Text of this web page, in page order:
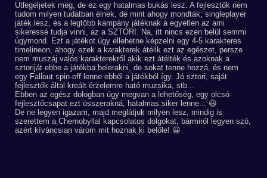
Ütlegeljetek meg, de ez egy hatalmas bukás lesz. A fejlesztők nem
tudom milyen tudatban élnek, de mint ahogy mondták, singleplayer
játék lesz, és a legtöbb kampány játéknak a egyetlen az ami
sikeressé tudja vinni, az a SZTORI. Na, itt nincs ezen belül semmi
úgymond. Ezt a játékot úgy ellehetne képzelni egy 4-5 karakteres
timelineon, ahogy ezek a karakterek átélik ezt az egészet, persze
nem muszáj valós karakterekről akik ezt átélték és azoknak a
sztoriját ebbe a játékba belerakni, de sokat tenne hozzá, és nem
egy Fallout spin-off lenne ebből a játékból így. Jó sztori, saját
fejlesztők által kreált érzelemre ható muzsika, stb...
Ebben az egész dologban úgy megvan a lehetőség, egy olcsó
fejlesztőcsapat ezt összerakná, hatalmas siker lenne... 😃
De ne legyen igazam, majd meglátjuk milyen lesz, mindig is
szerettem a Chernobyllal kapcsolatos dolgokat, bármiről legyen szó,
azért kíváncsian várom mit hoznak ki belőle! 😀